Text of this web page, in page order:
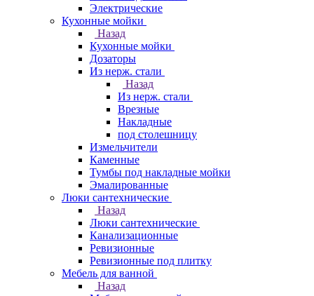
Электрические
Кухонные мойки
Назад
Кухонные мойки
Дозаторы
Из нерж. стали
Назад
Из нерж. стали
Врезные
Накладные
под столешницу
Измельчители
Каменные
Тумбы под накладные мойки
Эмалированные
Люки сантехнические
Назад
Люки сантехнические
Канализационные
Ревизионные
Ревизионные под плитку
Мебель для ванной
Назад